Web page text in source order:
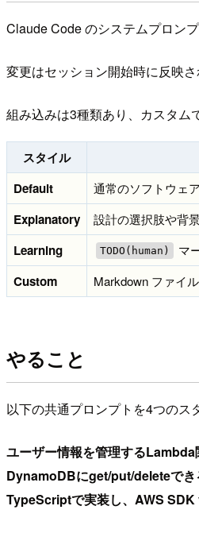
Claude Code のシステムプロン
変更はセッション開始時に反映
組み込みは3種類あり、カスタム
スタイル
Default
通常のソフトウェ
Explanatory 設計の選択肢や背
Learning TODO(human) マ
Custom Markdown ファイ
やること
以下の共通プロンプトを4つのス
ユーザー情報を管理するLambda
DynamoDBにget/put/deleteでき
TypeScriptで実装し、AWS SDK